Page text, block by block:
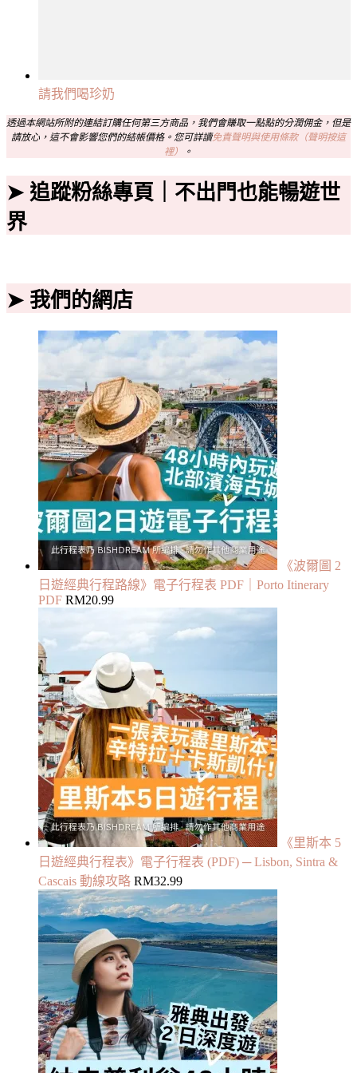
請我們喝珍奶
透過本網站所附的連結訂購任何第三方商品，我們會賺取一點點的分潤佣金，但是
請放心，這不會影響您們的結帳價格。您可詳讀免責聲明與使用條款（聲明按這
裡）
。
➤ 追蹤粉絲專頁｜不出門也能暢遊世
界
➤ 我們的網店
《波爾圖 2
日遊經典行程路線》電子行程表 PDF｜Porto Itinerary
PDF RM20.99
《里斯本 5
日遊經典行程表》電子行程表 (PDF) ─ Lisbon, Sintra &
Cascais 動線攻略 RM32.99